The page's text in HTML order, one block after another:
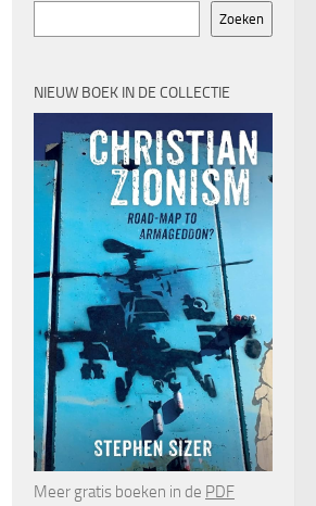
Zoeken
NIEUW BOEK IN DE COLLECTIE
Meer gratis boeken in de PDF